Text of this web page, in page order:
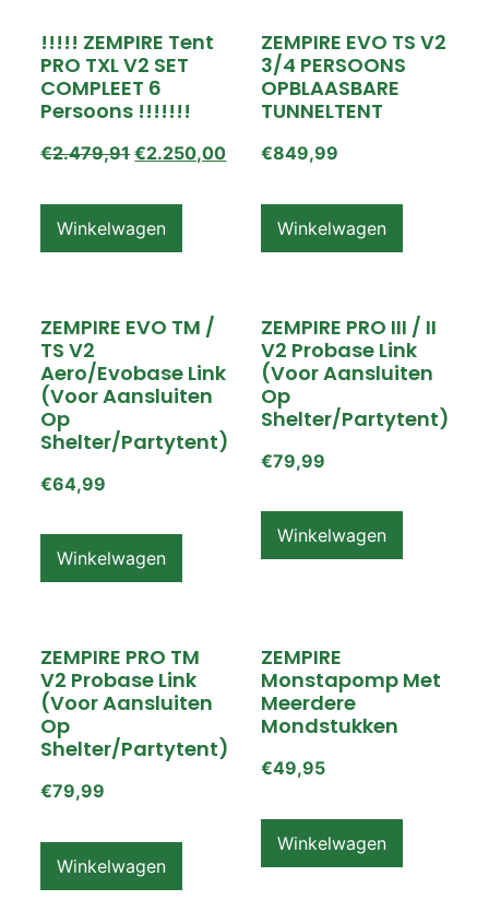
!!!!! ZEMPIRE Tent
PRO TXL V2 SET
COMPLEET 6
Persoons !!!!!!!
€2.479,91 €2.250,00
Winkelwagen
ZEMPIRE EVO TS V2
3/4 PERSOONS
OPBLAASBARE
TUNNELTENT
€849,99
Winkelwagen
ZEMPIRE EVO TM /
TS V2
Aero/Evobase Link
(voor Aansluiten
Op
Shelter/partytent)
€64,99
Winkelwagen
ZEMPIRE PRO III / II
V2 Probase Link
(voor Aansluiten
Op
Shelter/partytent)
€79,99
Winkelwagen
ZEMPIRE PRO TM
V2 Probase Link
(voor Aansluiten
Op
Shelter/partytent)
€79,99
Winkelwagen
ZEMPIRE
Monstapomp Met
Meerdere
Mondstukken
€49,95
Winkelwagen